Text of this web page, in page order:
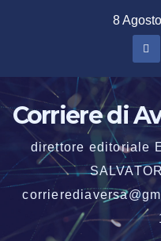
8
Corriere di
direttore editoriale